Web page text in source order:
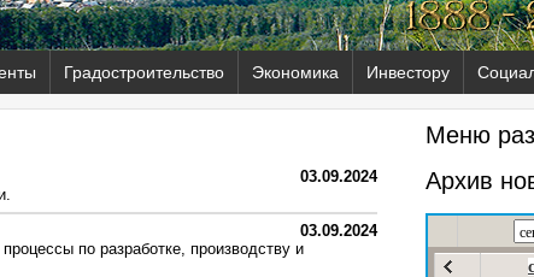
Градостроительство Экономика Инвестору
03.09.2024
03.09.2024
по разработке, производству и
Меню
Архив